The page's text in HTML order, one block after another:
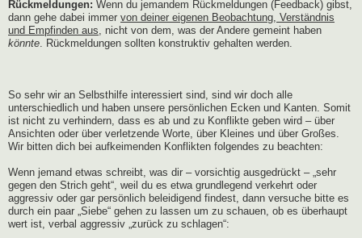
Rückmeldungen: Wenn du jemandem Rückmeldungen (Feedback) gibst,
dann gehe dabei immer von deiner eigenen Beobachtung, Verständnis
und Empfinden aus, nicht von dem, was der Andere gemeint haben
könnte. Rückmeldungen sollten konstruktiv gehalten werden.
So sehr wir an Selbsthilfe interessiert sind, sind wir doch alle
unterschiedlich und haben unsere persönlichen Ecken und Kanten. Somit
ist nicht zu verhindern, dass es ab und zu Konflikte geben wird – über
Ansichten oder über verletzende Worte, über Kleines und über Großes.
Wir bitten dich bei aufkeimenden Konflikten folgendes zu beachten:
Wenn jemand etwas schreibt, was dir – vorsichtig ausgedrückt – „sehr
gegen den Strich geht“, weil du es etwa grundlegend verkehrt oder
aggressiv oder gar persönlich beleidigend findest, dann versuche bitte es
durch ein paar „Siebe“ gehen zu lassen um zu schauen, ob es überhaupt
wert ist, verbal aggressiv „zurück zu schlagen“: